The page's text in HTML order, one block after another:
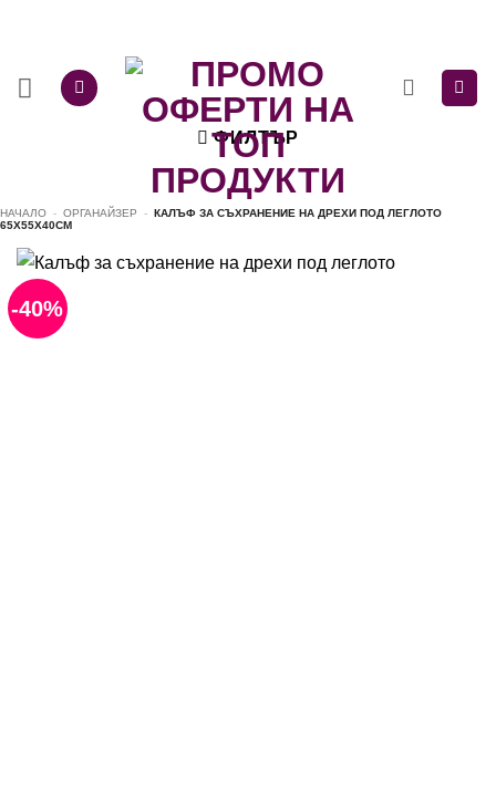
ФИЛТЪР
НАЧАЛО - ОРГАНАЙЗЕР - КАЛЪФ ЗА СЪХРАНЕНИЕ НА ДРЕХИ ПОД ЛЕГЛОТО
65X55X40CM
-40%